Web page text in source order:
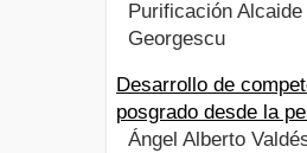
Purificación
Georgescu
Desarrollo de
posgrado desde la
Ángel Alberto